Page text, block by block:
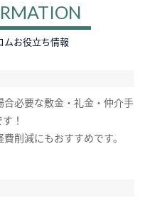
ムお役立ち情報
必要な敷金・礼金・仲介手
！
削減にもおすすめです。